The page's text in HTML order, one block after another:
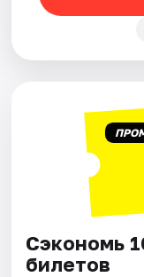
Сэкономь
билетов